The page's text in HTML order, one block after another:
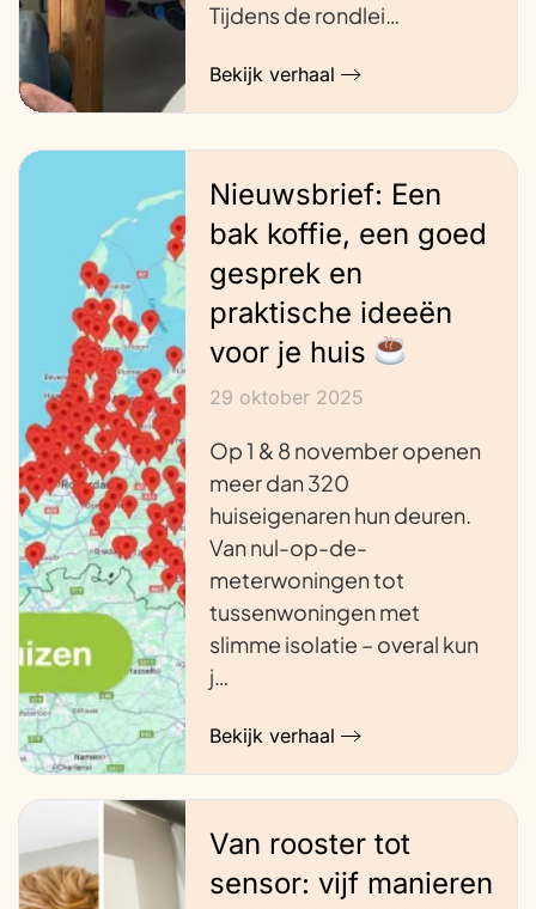
Tijdens de rondlei…
Bekijk verhaal
Nieuwsbrief: Een
bak koffie, een goed
gesprek en
praktische ideeën
voor je huis
29 oktober 2025
Op 1 & 8 november openen
meer dan 320
huiseigenaren hun deuren.
Van nul-op-de-
meterwoningen tot
tussenwoningen met
slimme isolatie – overal kun
j…
Bekijk verhaal
Van rooster tot
sensor: vijf manieren